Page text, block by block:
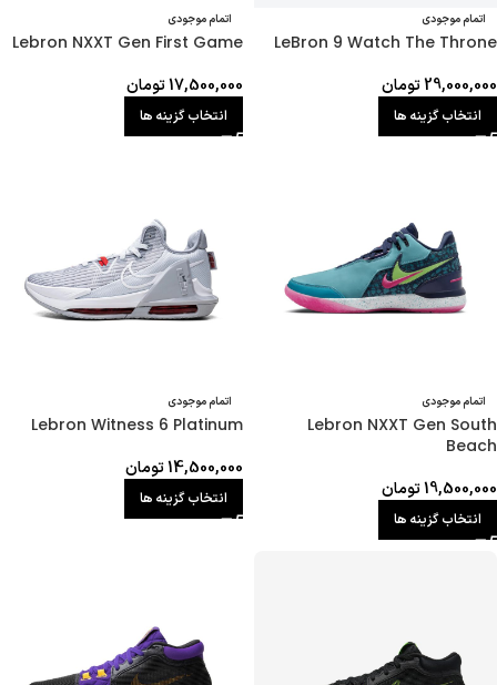
اتمام موجودی
LeBron 9 Watch The Throne
29,000,000تومان
انتخاب گزینه ها
اتمام موجودی
Lebron NXXT Gen First Game
17,500,000تومان
انتخاب گزینه ها
اتمام موجودی
Lebron NXXT Gen South
Beach
19,500,000تومان
انتخاب گزینه ها
اتمام موجودی
Lebron Witness 6 Platinum
14,500,000تومان
انتخاب گزینه ها